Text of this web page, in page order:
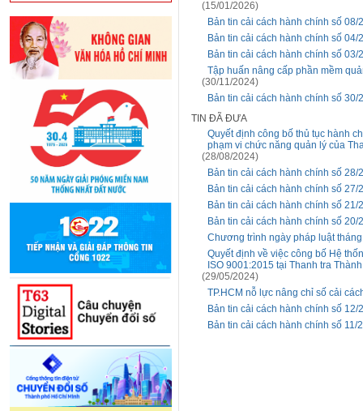
(15/01/2026)
Bản tin cải cách hành chính số 08/
Bản tin cải cách hành chính số 04/
Bản tin cải cách hành chính số 03/
Tập huấn nâng cấp phần mềm
(30/11/2024)
Bản tin cải cách hành chính số 30/
TIN ĐÃ ĐƯA
Quyết định công bố thủ tục hành
phạm vi chức năng quản lý của
(28/08/2024)
Bản tin cải cách hành chính số 28/
Bản tin cải cách hành chính số 27/
Bản tin cải cách hành chính số 21/
Bản tin cải cách hành chính số 20/
Chương trình ngày pháp luật
Quyết định về việc công bố Hệ
ISO 9001:2015 tại Thanh tra
(29/05/2024)
TP.HCM nỗ lực nâng chỉ số cải
Bản tin cải cách hành chính số 12/
Bản tin cải cách hành chính số 11/